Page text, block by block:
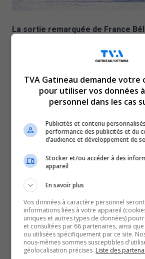
La sortie remarquée de France
réagir. Jeudi, la mairesse a déploré
forêt. La situation ne serait pas
selon un organisme du milieu.
toxicomanie de l’Outaouais (CIPTO)
qu’une autre femme en situation
accoucher dans les prochaines
souhaite pas cependant que
l’itinérance soit ramené à cette
Il trouve dommage qu’il a fallu cet
réagir politiquement. L’itinérance
personnes de la société, souligne-t-il.
soir, 10 nouvelles personnes ont
Ami.
TVA Gatineau demande votre
pour utiliser vos données
personnel dans les cas
Publicités et contenu
performance des publicités et du
d’audience et développement de
Stocker et/ou accéder à des
appareil
En savoir plus
Vos données à caractère personnel
informations liées à votre appareil
uniques et autres types de données)
et consultées par 66 partenaires, ainsi
ou utilisées spécifiquement par ce site.
nous-mêmes sommes susceptibles
géolocalisation précises. Liste des